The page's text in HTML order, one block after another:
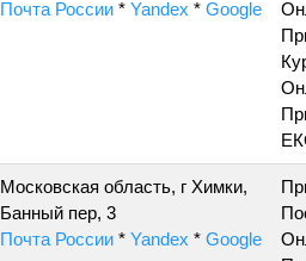
Почта России * Yandex * Google
Московская область, г Химки,
Банный пер, 3
Почта России * Yandex * Google